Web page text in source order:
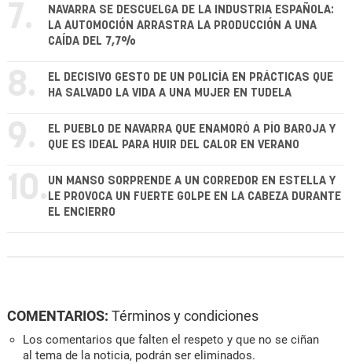
7.
NAVARRA SE DESCUELGA DE LA INDUSTRIA ESPAÑOLA:
LA AUTOMOCIÓN ARRASTRA LA PRODUCCIÓN A UNA
CAÍDA DEL 7,7%
8.
EL DECISIVO GESTO DE UN POLICÍA EN PRÁCTICAS QUE
HA SALVADO LA VIDA A UNA MUJER EN TUDELA
9.
EL PUEBLO DE NAVARRA QUE ENAMORÓ A PÍO BAROJA Y
QUE ES IDEAL PARA HUIR DEL CALOR EN VERANO
10. UN MANSO SORPRENDE A UN CORREDOR EN ESTELLA Y
LE PROVOCA UN FUERTE GOLPE EN LA CABEZA DURANTE
EL ENCIERRO
COMENTARIOS: Términos y condiciones
Los comentarios que falten el respeto y que no se ciñan
al tema de la noticia, podrán ser eliminados.